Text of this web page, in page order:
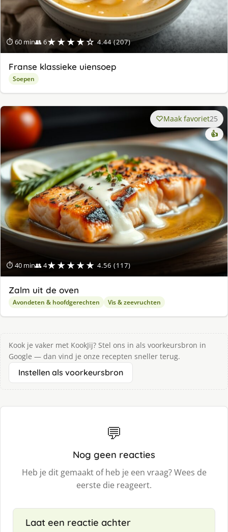
⏱ 60 min👥 6★★★★☆ 4.44 (207)
Franse klassieke uiensoep
Soepen
⏱ 40 min👥 4★★★★★ 4.56 (117)
Maak favoriet25
👍
Zalm uit de oven
Avondeten & hoofdgerechten Vis & zeevruchten
Kook je vaker met KookJij? Stel ons in als voorkeursbron in
Google — dan vind je onze recepten sneller terug.
Instellen als voorkeursbron
💬
Nog geen reacties
Heb je dit gemaakt of heb je een vraag? Wees de
eerste die reageert.
Laat een reactie achter